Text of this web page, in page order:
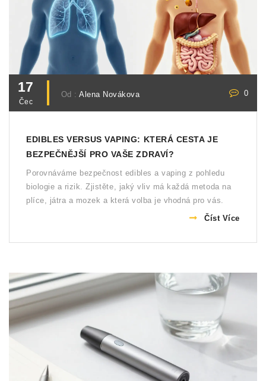
17
Čec
Od :Alena Novákova 0
EDIBLES VERSUS VAPING: KTERÁ CESTA JE
BEZPEČNĚJŠÍ PRO VAŠE ZDRAVÍ?
Porovnáváme bezpečnost edibles a vaping z pohledu
biologie a rizik. Zjistěte, jaký vliv má každá metoda na
plíce, játra a mozek a která volba je vhodná pro vás.
Číst Více